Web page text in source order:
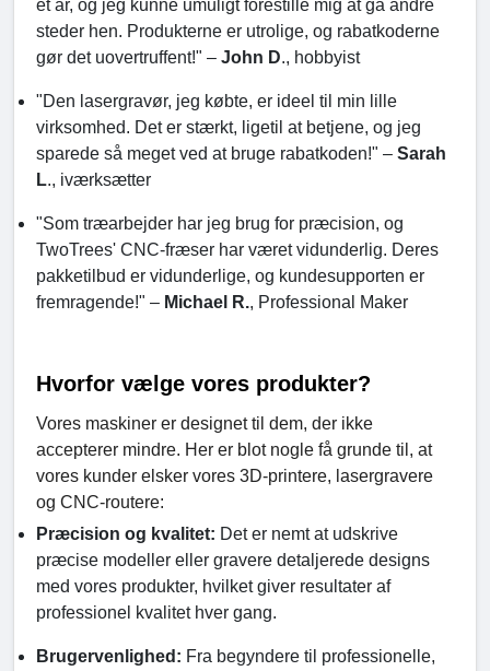
et år, og jeg kunne umuligt forestille mig at gå andre
steder hen. Produkterne er utrolige, og rabatkoderne
gør det uovertruffent!" – John D., hobbyist
"Den lasergravør, jeg købte, er ideel til min lille
virksomhed. Det er stærkt, ligetil at betjene, og jeg
sparede så meget ved at bruge rabatkoden!" – Sarah
L., iværksætter
"Som træarbejder har jeg brug for præcision, og
TwoTrees' CNC-fræser har været vidunderlig. Deres
pakketilbud er vidunderlige, og kundesupporten er
fremragende!" – Michael R., Professional Maker
Hvorfor vælge vores produkter?
Vores maskiner er designet til dem, der ikke
accepterer mindre. Her er blot nogle få grunde til, at
vores kunder elsker vores 3D-printere, lasergravere
og CNC-routere:
Præcision og kvalitet: Det er nemt at udskrive
præcise modeller eller gravere detaljerede designs
med vores produkter, hvilket giver resultater af
professionel kvalitet hver gang.
Brugervenlighed: Fra begyndere til professionelle,